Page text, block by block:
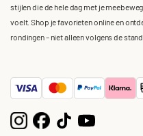
stijlen die de hele dag met je
voelt. Shop je favorieten online en
rondingen – niet alleen volgens de